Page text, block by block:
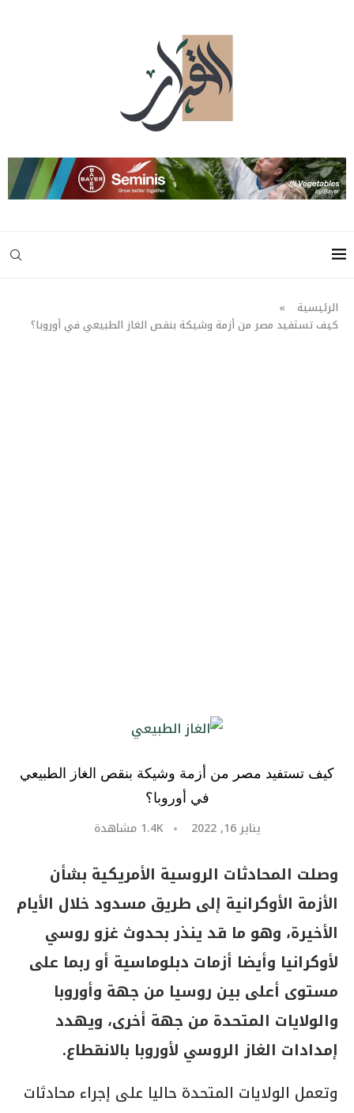
الرئيسية
»
كيف تستفيد مصر من أزمة وشيكة بنقص الغاز الطبيعي في أوروبا؟
كيف تستفيد مصر من أزمة وشيكة بنقص الغاز الطبيعي
في أوروبا؟
يناير 16, 2022 1.4K مشاهدة
وصلت المحادثات الروسية الأمريكية بشأن
الأزمة الأوكرانية إلى طريق مسدود خلال الأيام
الأخيرة، وهو ما قد ينذر بحدوث غزو روسي
لأوكرانيا وأيضا أزمات دبلوماسية أو ربما على
مستوى أعلى بين روسيا من جهة وأوروبا
والولايات المتحدة من جهة أخرى، ويهدد
إمدادات الغاز الروسي لأوروبا بالانقطاع.
وتعمل الولايات المتحدة حاليا على إجراء محادثات